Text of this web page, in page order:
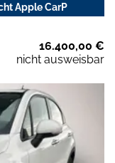
Apple CarP
16.400,00 €
nicht ausweisbar